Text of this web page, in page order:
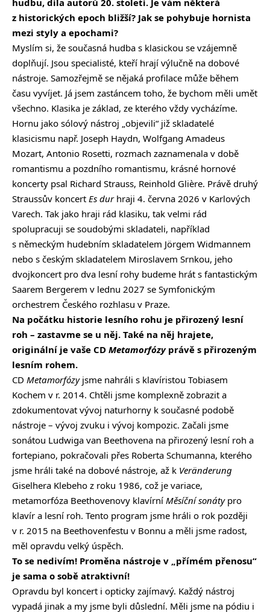
hudbu, díla autorů 20. století. Je vám některá
z historických epoch bližší? Jak se pohybuje hornista
mezi styly a epochami?
Myslím si, že současná hudba s klasickou se vzájemně
doplňují. Jsou specialisté, kteří hrají výlučně na dobové
nástroje. Samozřejmě se nějaká profilace může během
času vyvíjet. Já jsem zastáncem toho, že bychom měli umět
všechno. Klasika je základ, ze kterého vždy vycházíme.
Hornu jako sólový nástroj „objevili“ již skladatelé
klasicismu např. Joseph Haydn, Wolfgang Amadeus
Mozart, Antonio Rosetti, rozmach zaznamenala v době
romantismu a pozdního romantismu, krásné hornové
koncerty psal Richard Strauss, Reinhold Glière. Právě druhý
Straussův koncert Es durhraji 4. června 2026 v Karlových
Varech. Tak jako hraji rád klasiku, tak velmi rád
spolupracuji se soudobými skladateli, například
s německým hudebním skladatelem Jörgem Widmannem
nebo s českým skladatelem Miroslavem Srnkou, jeho
dvojkoncert pro dva lesní rohy budeme hrát s fantastickým
Saarem Bergerem v lednu 2027 se Symfonickým
orchestrem Českého rozhlasu v Praze.
Na počátku historie lesního rohu je přirozený lesní
roh – zastavme se u něj. Také na něj hrajete,
originální je vaše CD Metamorfózyprávě s přirozeným
lesním rohem.
CD Metamorfózyjsme nahráli s klavíristou Tobiasem
Kochem v r. 2014. Chtěli jsme komplexně zobrazit a
zdokumentovat vývoj naturhorny k současné podobě
nástroje – vývoj zvuku i vývoj kompozic. Začali jsme
sonátou Ludwiga van Beethovena na přirozený lesní roh a
fortepiano, pokračovali přes Roberta Schumanna, kterého
jsme hráli také na dobové nástroje, až k Veränderung
Giselhera Klebeho z roku 1986, což je variace,
metamorfóza Beethovenovy klavírní Měsíční sonátypro
klavír a lesní roh. Tento program jsme hráli o rok později
v r. 2015 na Beethovenfestu v Bonnu a měli jsme radost,
měl opravdu velký úspěch.
To se nedivím! Proměna nástroje v „přímém přenosu“
je sama o sobě atraktivní!
Opravdu byl koncert i opticky zajímavý. Každý nástroj
vypadá jinak a my jsme byli důslední. Měli jsme na pódiu i